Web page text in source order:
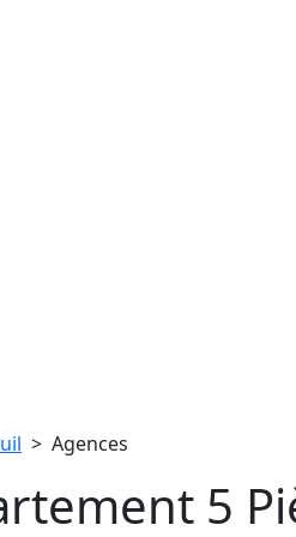
> Agences
5